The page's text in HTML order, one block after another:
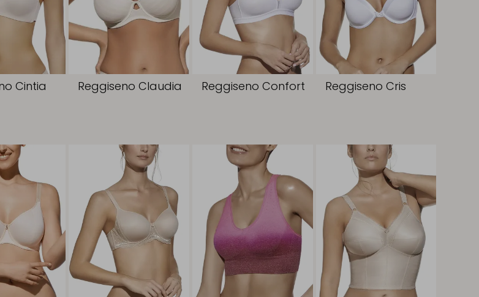
Cintia Reggiseno Claudia Reggiseno Confort Reggiseno Cris